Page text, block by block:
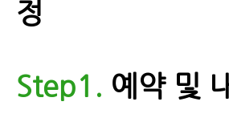
정
Step1. 예약 및